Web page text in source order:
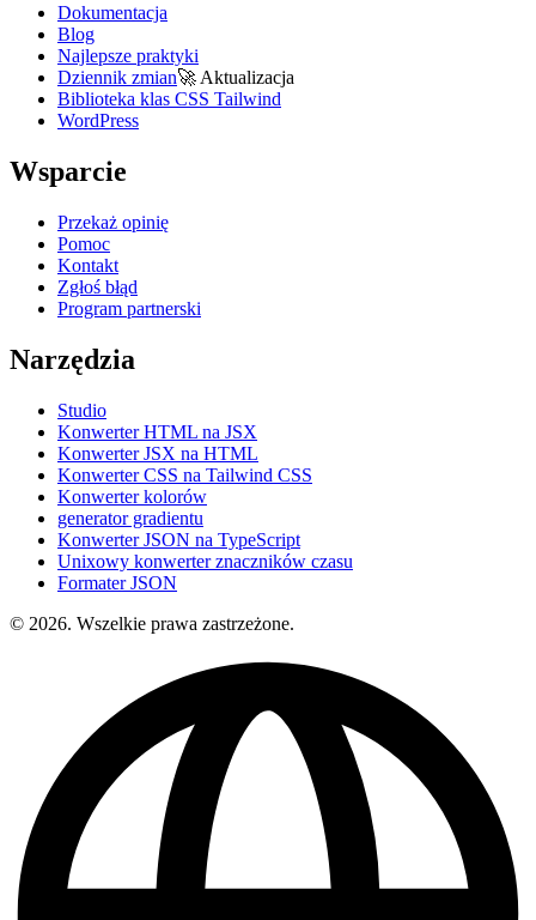
Dokumentacja
Blog
Najlepsze praktyki
Dziennik zmian🚀 Aktualizacja
Biblioteka klas CSS Tailwind
WordPress
Wsparcie
Przekaż opinię
Pomoc
Kontakt
Zgłoś błąd
Program partnerski
Narzędzia
Studio
Konwerter HTML na JSX
Konwerter JSX na HTML
Konwerter CSS na Tailwind CSS
Konwerter kolorów
generator gradientu
Konwerter JSON na TypeScript
Unixowy konwerter znaczników czasu
Formater JSON
© 2026. Wszelkie prawa zastrzeżone.